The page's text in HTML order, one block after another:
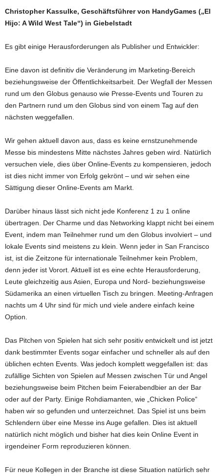
Christopher Kassulke, Geschäftsführer von HandyGames („El
Hijo: A Wild West Tale“) in Giebelstadt
Es gibt einige Herausforderungen als Publisher und Entwickler:
Eine davon ist definitiv die Veränderung im Marketing-Bereich
beziehungsweise der Öffentlichkeitsarbeit. Der Wegfall der Messen
rund um den Globus genauso wie Presse-Events und Touren zu
den Partnern rund um den Globus sind von einem Tag auf den
nächsten weggefallen.
Wir gehen aktuell davon aus, dass es keine ernstzunehmende
Messe bis mindestens Mitte nächstes Jahres geben wird. Natürlich
versuchen viele, dies über Online-Events zu kompensieren, jedoch
ist dies nicht immer von Erfolg gekrönt – und wir sehen eine
Sättigung dieser Online-Events am Markt.
Darüber hinaus lässt sich nicht jede Konferenz 1 zu 1 online
übertragen. Der Charme und das Networking klappt nicht bei einem
Event, indem man Teilnehmer rund um den Globus involviert – und
lokale Events sind meistens zu klein. Wenn jeder in San Francisco
ist, ist die Zeitzone für internationale Teilnehmer kein Problem,
denn jeder ist Vorort. Aktuell ist es eine echte Herausforderung,
Leute gleichzeitig aus Asien, Europa und Nord- beziehungsweise
Südamerika an einen virtuellen Tisch zu bringen. Meeting-Anfragen
nachts um 4 Uhr sind für mich und viele andere einfach keine
Option.
Das Pitchen von Spielen hat sich sehr positiv entwickelt und ist jetzt
dank bestimmter Events sogar einfacher und schneller als auf den
üblichen echten Events. Was jedoch komplett weggefallen ist: das
zufällige Sichten von Spielen auf Messen zwischen Tür und Angel
beziehungsweise beim Pitchen beim Feierabendbier an der Bar
oder auf der Party. Einige Rohdiamanten, wie „Chicken Police“
haben wir so gefunden und unterzeichnet. Das Spiel ist uns beim
Schlendern über eine Messe ins Auge gefallen. Dies ist aktuell
natürlich nicht möglich und bisher hat dies kein Online Event in
irgendeiner Form reproduzieren können.
Für neue Kollegen in der Branche ist diese Situation natürlich sehr